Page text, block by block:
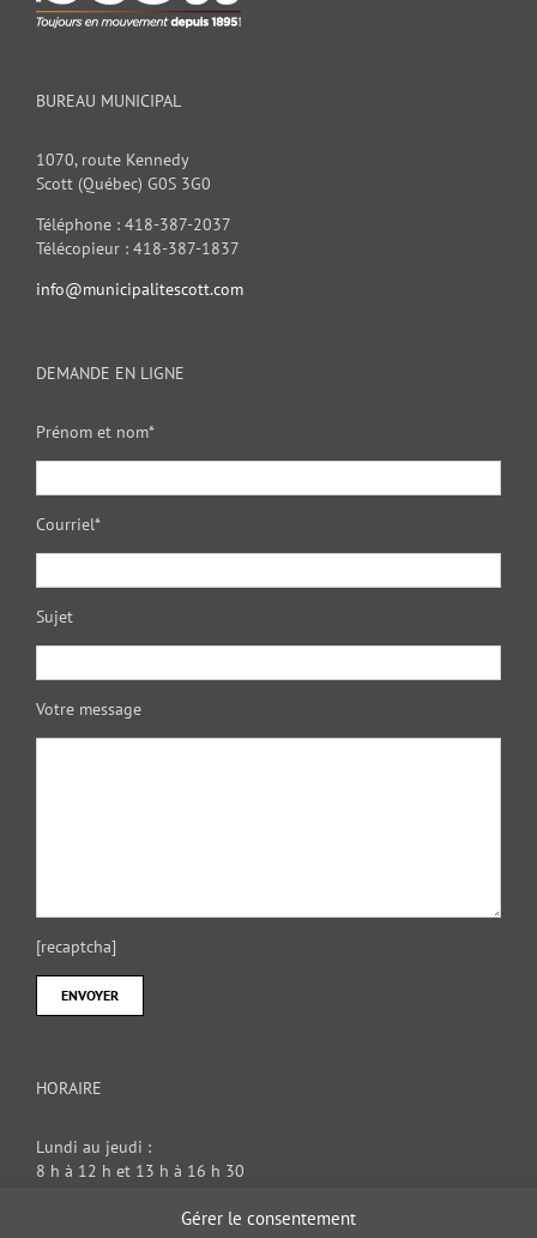
Gérer le consentement
BUREAU MUNICIPAL
1070, route Kennedy
Scott (Québec) G0S 3G0
Téléphone : 418-387-2037
Télécopieur : 418-387-1837
info@municipalitescott.com
DEMANDE EN LIGNE
Prénom et nom*
Courriel*
Sujet
Votre message
[recaptcha]
HORAIRE
Lundi au jeudi :
8 h à 12 h et 13 h à 16 h 30